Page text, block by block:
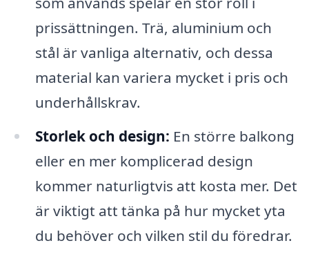
prissättningen. Trä, aluminium och
stål är vanliga alternativ, och dessa
material kan variera mycket i pris och
underhållskrav.
Storlek och design: En större balkong
eller en mer komplicerad design
kommer naturligtvis att kosta mer. Det
är viktigt att tänka på hur mycket yta
du behöver och vilken stil du föredrar.